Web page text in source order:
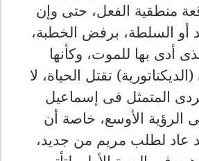
منطقية الفعل، حتى وإن
أو السلطة، برفض الخطبة،
أدى بها للموت، وكأنها
تقتل الحياة، لا
المتمثل فى إسماعيل
الرؤية الأوسع، خاصة أن
عاد لطلب مريم من جديد،